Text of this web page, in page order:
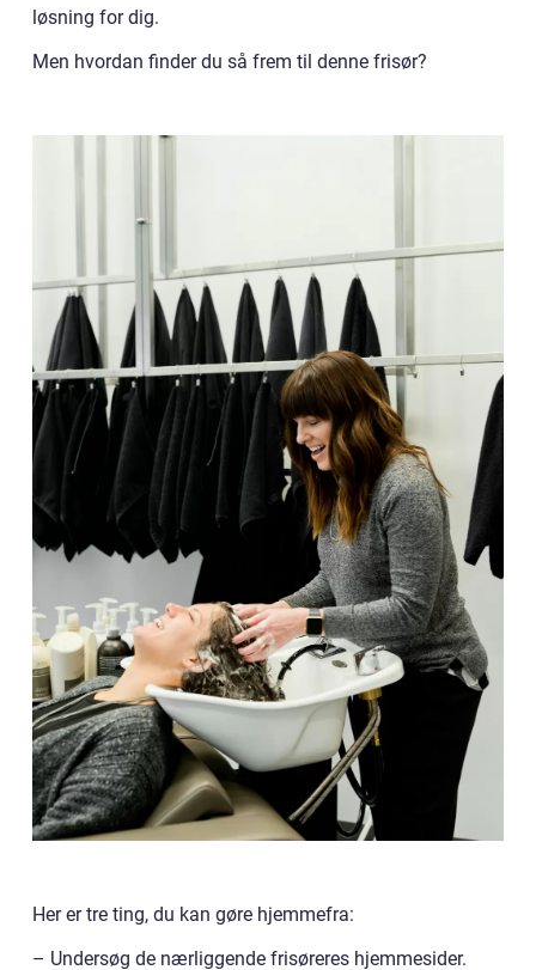
løsning for dig.
Men hvordan finder du så frem til denne frisør?
Her er tre ting, du kan gøre hjemmefra:
– Undersøg de nærliggende frisøreres hjemmesider.